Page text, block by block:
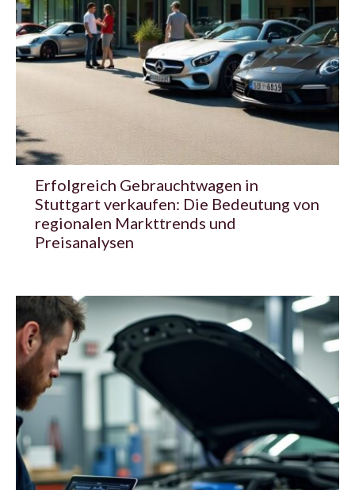
Erfolgreich Gebrauchtwagen in
Stuttgart verkaufen: Die Bedeutung von
regionalen Markttrends und
Preisanalysen